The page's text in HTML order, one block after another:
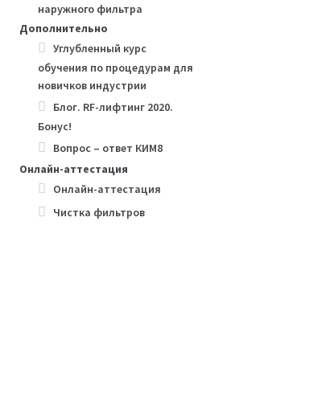
наружного фильтра
Дополнительно
Углубленный курс
обучения по процедурам для
новичков индустрии
Блог. RF-лифтинг 2020.
Бонус!
Вопрос – ответ КИМ8
Онлайн-аттестация
Онлайн-аттестация
Чистка фильтров